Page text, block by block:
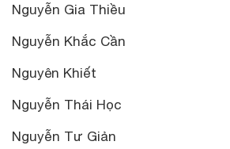
Nguyễn Gia Thiều
Nguyễn Khắc Cần
Nguyên Khiết
Nguyễn Thái Học
Nguyễn Tư Giản